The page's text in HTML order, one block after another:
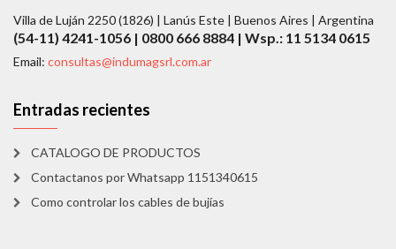
Villa de Luján 2250 (1826) | Lanús Este | Buenos Aires | Argentina
(54-11) 4241-1056 | 0800 666 8884 | Wsp.: 11 5134 0615
Email: consultas@indumagsrl.com.ar
Entradas recientes
CATALOGO DE PRODUCTOS
Contactanos por Whatsapp 1151340615
Como controlar los cables de bujías